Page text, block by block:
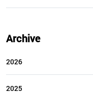
Archive
2026
2025